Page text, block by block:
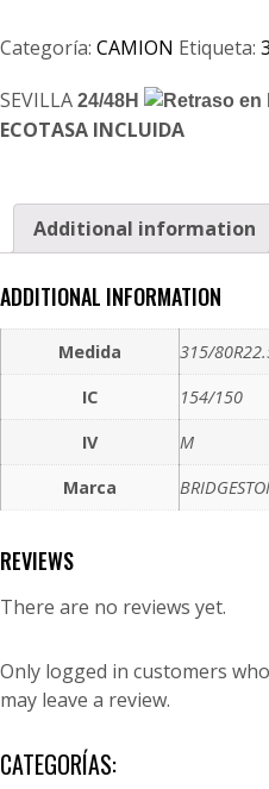
Categoría: CAMION Etiqueta:
SEVILLA 24/48H
ECOTASA INCLUIDA
Additional information
ADDITIONAL INFORMATION
Medida
315/
IC
154/150
IV
M
Marca
REVIEWS
There are no reviews yet.
Only logged in customers
may leave a review.
CATEGORÍAS: